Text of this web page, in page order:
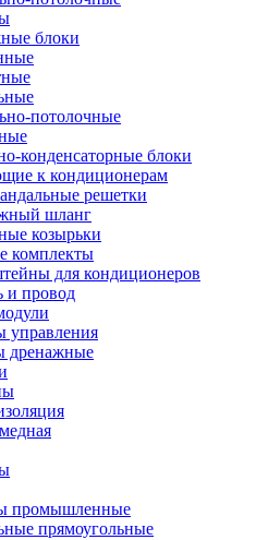
блоки
потолочные
конденсаторные блоки
к кондиционерам
решетки
шланг
козырьки
комплекты
для кондиционеров
и провод
управления
дренажные
промышленные
прямоугольные